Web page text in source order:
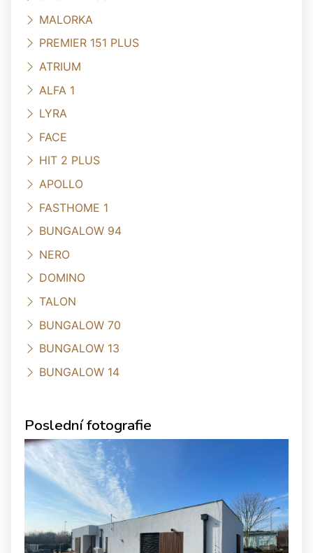
MALORKA
PREMIER 151 PLUS
ATRIUM
ALFA 1
LYRA
FACE
HIT 2 PLUS
APOLLO
FASTHOME 1
BUNGALOW 94
NERO
DOMINO
TALON
BUNGALOW 70
BUNGALOW 13
BUNGALOW 14
Poslední fotografie